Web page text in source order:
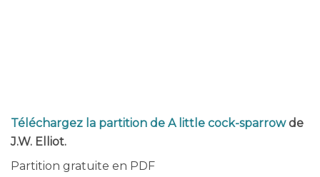
Téléchargez la partition de A little cock-sparrowde
J.W. Elliot.
Partition gratuite en PDF